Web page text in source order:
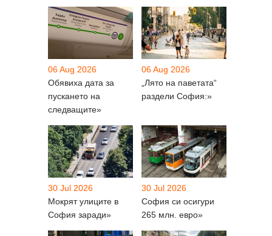
06 Aug 2026
Обявиха дата за
пускането на
следващите»
06 Aug 2026
„Лято на паветата“
раздели София:»
30 Jul 2026
Мокрят улиците в
София заради»
30 Jul 2026
София си осигури
265 млн. евро»